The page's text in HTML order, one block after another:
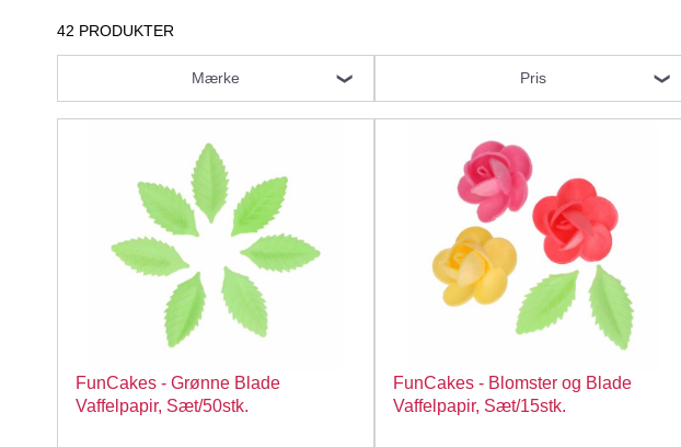
42 PRODUKTER
Mærke Pris
FunCakes - Grønne Blade
Vaffelpapir, Sæt/50stk.
FunCakes - Blomster og Blade
Vaffelpapir, Sæt/15stk.